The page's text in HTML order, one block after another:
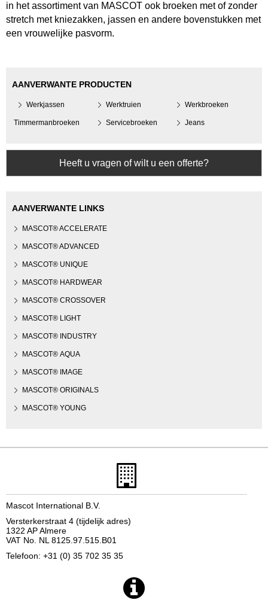
in het assortiment van MASCOT ook broeken met of zonder
stretch met kniezakken, jassen en andere bovenstukken met
een vrouwelijke pasvorm.
AANVERWANTE PRODUCTEN
Werkjassen Werktruien Werkbroeken
Timmermanbroeken Servicebroeken Jeans
Heeft u vragen of wilt u een offerte?
AANVERWANTE LINKS
MASCOT® ACCELERATE
MASCOT® ADVANCED
MASCOT® UNIQUE
MASCOT® HARDWEAR
MASCOT® CROSSOVER
MASCOT® LIGHT
MASCOT® INDUSTRY
MASCOT® AQUA
MASCOT® IMAGE
MASCOT® ORIGINALS
MASCOT® YOUNG
Mascot International B.V.
Versterkerstraat 4 (tijdelijk adres)
1322 AP Almere
VAT No. NL 8125.97.515.B01
Telefoon: +31 (0) 35 702 35 35